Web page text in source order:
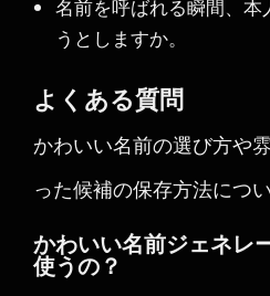
名前を呼ばれる瞬間、
うとしますか。
よくある質問
かわいい名前の選び方や
った候補の保存方法につ
かわいい名前ジェネレ
使うの？